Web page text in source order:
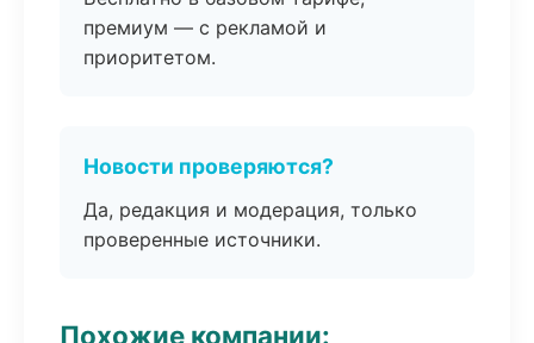
премиум — с рекламой и
приоритетом.
Новости проверяются?
Да, редакция и модерация, только
проверенные источники.
Похожие компании: